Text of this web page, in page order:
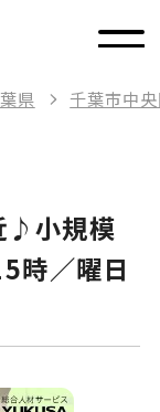
県 千葉市中
♪小規模
時／曜日